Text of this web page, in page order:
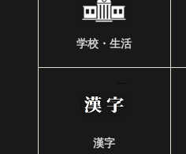
学校・生活
漢字